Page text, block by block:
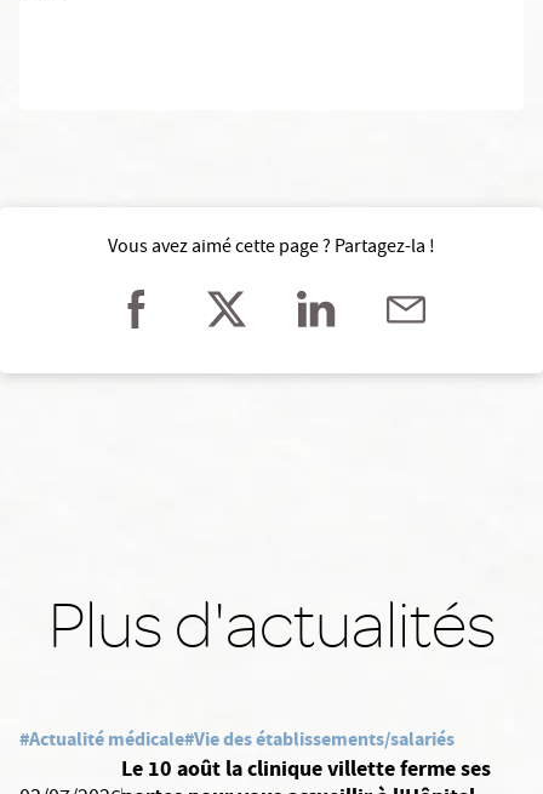
Vous avez aimé cette page ? Partagez-la !
Plus d'actualités
#Actualité médicale#Vie des établissements/salariés
Le 10 août la clinique villette ferme ses